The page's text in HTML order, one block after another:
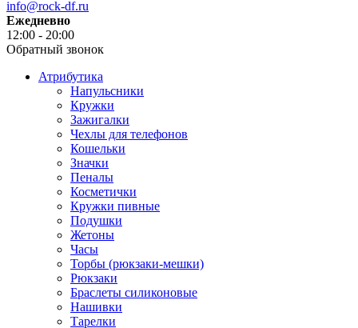
info@rock-df.ru
Ежедневно
12:00 - 20:00
Обратный звонок
Атрибутика
Напульсники
Кружки
Зажигалки
Чехлы для телефонов
Кошельки
Значки
Пеналы
Косметички
Кружки пивные
Подушки
Жетоны
Часы
Торбы (рюкзаки-мешки)
Рюкзаки
Браслеты силиконовые
Нашивки
Тарелки